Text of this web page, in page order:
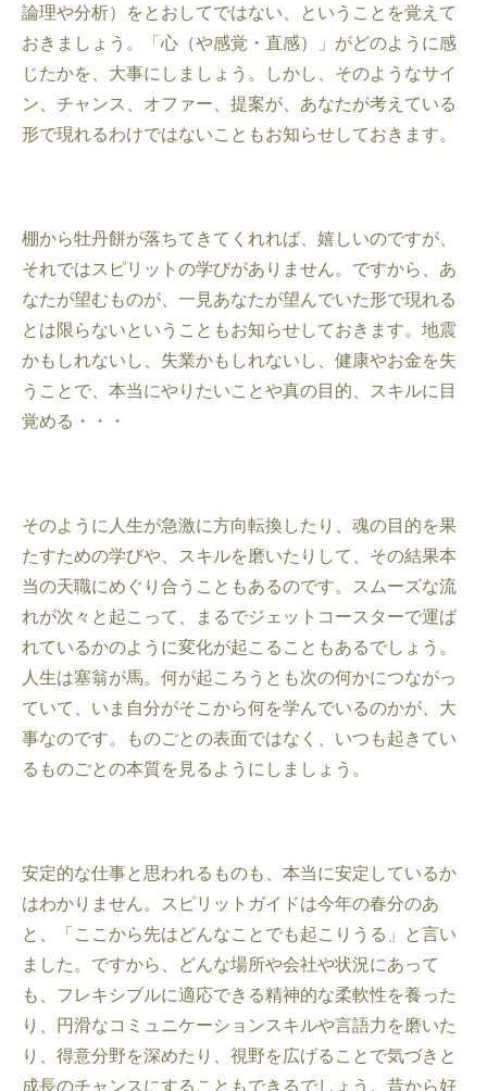
論理や分析）をとおしてではない、ということを覚えて
おきましょう。「心（や感覚・直感）」がどのように感
じたかを、大事にしましょう。しかし、そのようなサイ
ン、チャンス、オファー、提案が、あなたが考えている
形で現れるわけではないこともお知らせしておきます。
棚から牡丹餅が落ちてきてくれれば、嬉しいのですが、
それではスピリットの学びがありません。ですから、あ
なたが望むものが、一見あなたが望んでいた形で現れる
とは限らないということもお知らせしておきます。地震
かもしれないし、失業かもしれないし、健康やお金を失
うことで、本当にやりたいことや真の目的、スキルに目
覚める・・・
そのように人生が急激に方向転換したり、魂の目的を果
たすための学びや、スキルを磨いたりして、その結果本
当の天職にめぐり合うこともあるのです。スムーズな流
れが次々と起こって、まるでジェットコースターで運ば
れているかのように変化が起こることもあるでしょう。
人生は塞翁が馬。何が起ころうとも次の何かにつながっ
ていて、いま自分がそこから何を学んでいるのかが、大
事なのです。ものごとの表面ではなく、いつも起きてい
るものごとの本質を見るようにしましょう。
安定的な仕事と思われるものも、本当に安定しているか
はわかりません。スピリットガイドは今年の春分のあ
と、「ここから先はどんなことでも起こりうる」と言い
ました。ですから、どんな場所や会社や状況にあって
も、フレキシブルに適応できる精神的な柔軟性を養った
り、円滑なコミュニケーションスキルや言語力を磨いた
り、得意分野を深めたり、視野を広げることで気づきと
成長のチャンスにすることもできるでしょう。昔から好